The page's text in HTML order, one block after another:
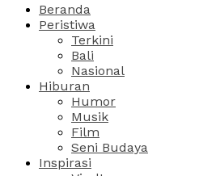
Beranda
Peristiwa
Terkini
Bali
Nasional
Hiburan
Humor
Musik
Film
Seni Budaya
Inspirasi